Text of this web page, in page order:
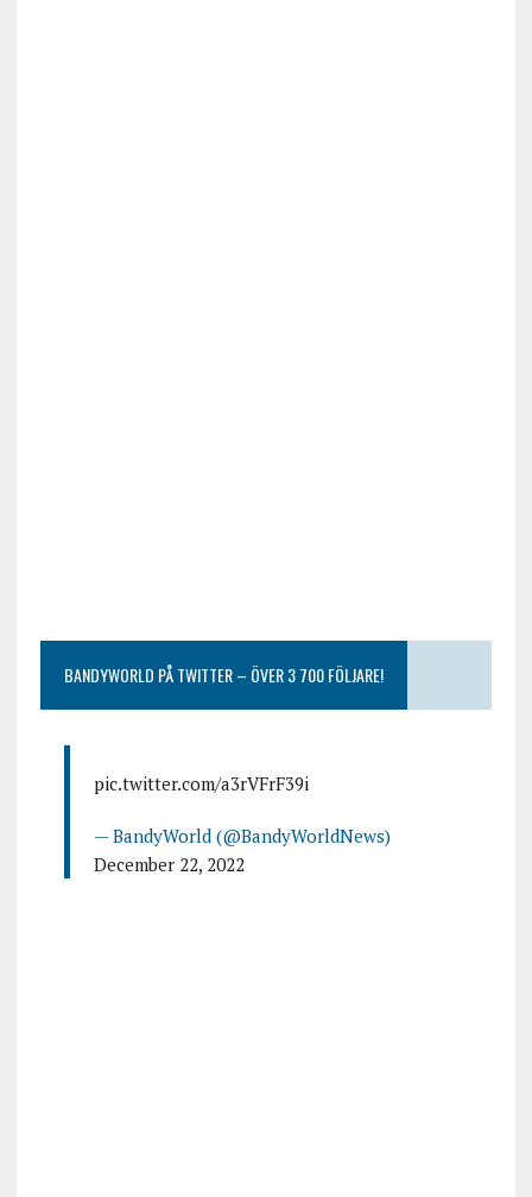
BANDYWORLD PÅ TWITTER – ÖVER 3 700 FÖLJARE!
pic.twitter.com/a3rVFrF39i
— BandyWorld (@BandyWorldNews)
December 22, 2022